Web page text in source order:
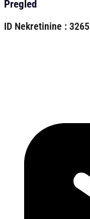
Pregled
ID Nekretinine : 3265